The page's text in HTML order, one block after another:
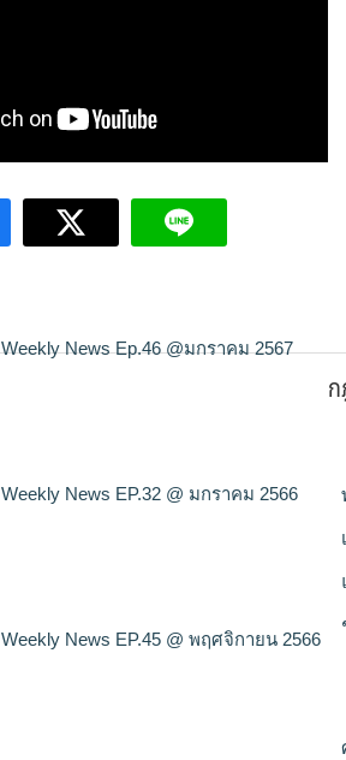
Weekly News Ep.46 @มกราคม 2567
Weekly News EP.32 @ มกราคม 2566
Weekly News EP.45 @ พฤศจิกายน 2566